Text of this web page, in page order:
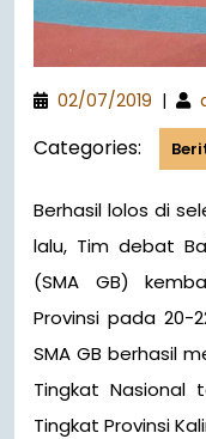
02/07/2019 |
Categories:
Berhasil lolos di seleksi NSDC Tingkat Kota bulan Mei
lalu, Tim debat
(SMA GB)
Provinsi pada 20-
SMA GB berhasil
Tingkat Nasional
Tingkat Provinsi